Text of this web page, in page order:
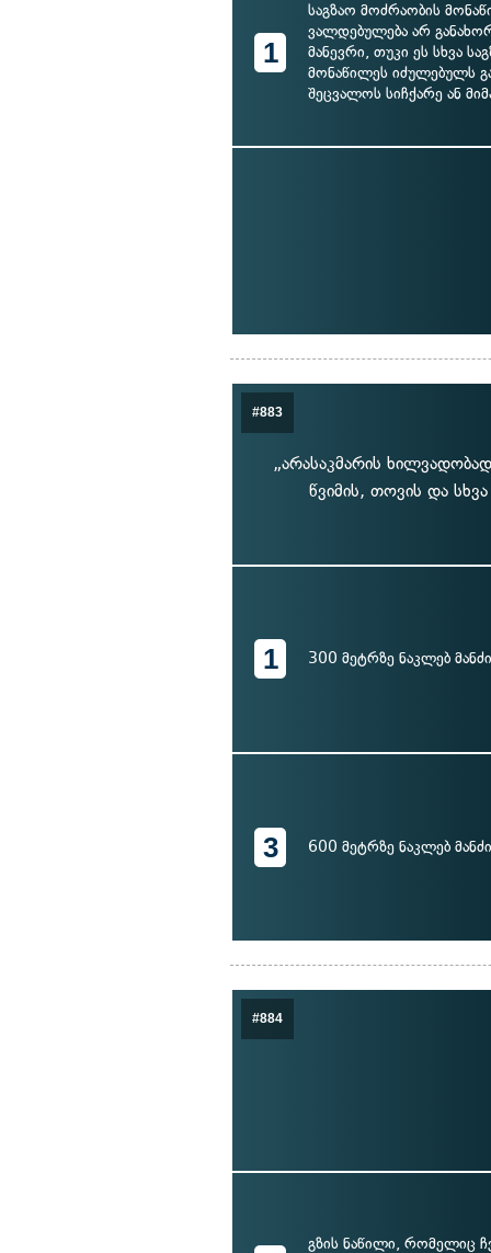
1
საგზაო მოძრაობის
ვალდებულება არ
მანევრი, თუკი ეს სხვა
მონაწილეს იძულებულს
შეცვალოს სიჩქარე ან
#883
„არასაკმარის
წვიმის, თოვის და
1 300 მეტრზე ნაკლებ
3 600 მეტრზე ნაკლებ
#884
გზის ნაწილი, რომელიც